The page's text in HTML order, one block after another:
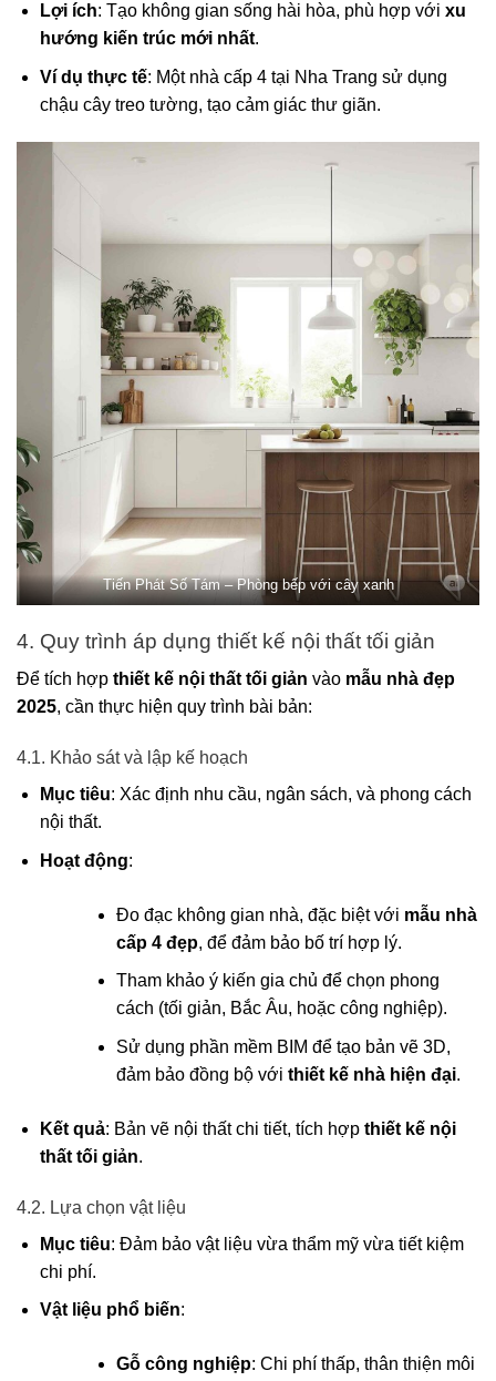
Lợi ích: Tạo không gian sống hài hòa, phù hợp với xu
hướng kiến trúc mới nhất.
Ví dụ thực tế: Một nhà cấp 4 tại Nha Trang sử dụng
chậu cây treo tường, tạo cảm giác thư giãn.
Tiến Phát Số Tám – Phòng bếp với cây xanh
4. Quy trình áp dụng thiết kế nội thất tối giản
Để tích hợp thiết kế nội thất tối giản vào mẫu nhà đẹp
2025, cần thực hiện quy trình bài bản:
4.1. Khảo sát và lập kế hoạch
Mục tiêu: Xác định nhu cầu, ngân sách, và phong cách
nội thất.
Hoạt động:
Đo đạc không gian nhà, đặc biệt với mẫu nhà
cấp 4 đẹp, để đảm bảo bố trí hợp lý.
Tham khảo ý kiến gia chủ để chọn phong
cách (tối giản, Bắc Âu, hoặc công nghiệp).
Sử dụng phần mềm BIM để tạo bản vẽ 3D,
đảm bảo đồng bộ với thiết kế nhà hiện đại.
Kết quả: Bản vẽ nội thất chi tiết, tích hợp thiết kế nội
thất tối giản.
4.2. Lựa chọn vật liệu
Mục tiêu: Đảm bảo vật liệu vừa thẩm mỹ vừa tiết kiệm
chi phí.
Vật liệu phổ biến:
Gỗ công nghiệp: Chi phí thấp, thân thiện môi